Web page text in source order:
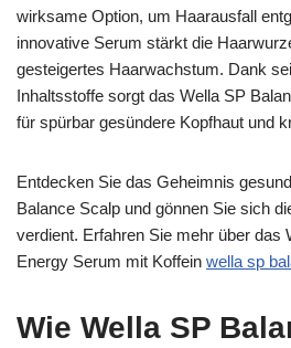
wirksame Option, um Haarausfall
innovative Serum stärkt die
gesteigertes Haarwachstum. Dank
Inhaltsstoffe sorgt das Wella SP
für spürbar gesündere Kopfhaut und
Entdecken Sie das Geheimnis
Balance Scalp und gönnen Sie sich
verdient. Erfahren Sie mehr über das
Energy Serum mit Koffein wella sp
Wie Wella SP